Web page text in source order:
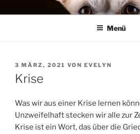
InhaltMENSCH HUND
Training, Seminare, Coaching – Michael
Menü
VERÖFFENTLICHT
AM
3 MÄRZ, 2021 VON EVELYN
Krise
Was wir aus einer Krise lernen
Unzweifelhaft stecken wir alle zur
Krise ist ein Wort, das über die